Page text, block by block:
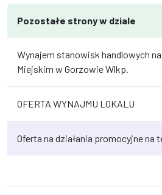
Pozostałe strony w dziale
Wynajem stanowisk handlowych
Miejskim w Gorzowie Wlkp.
OFERTA WYNAJMU LOKALU
Oferta na działania promocyjne na